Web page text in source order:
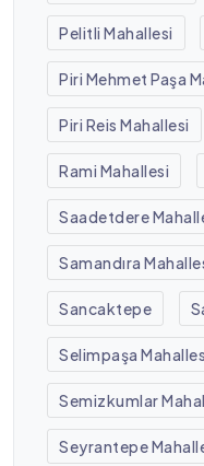
Pelitli Mahallesi
Piri Mehmet Paşa
Piri Reis Mahallesi
Rami Mahallesi
Saadetdere
Samandıra
Sancaktepe
Selimpaşa
Semizkumlar
Seyrantepe